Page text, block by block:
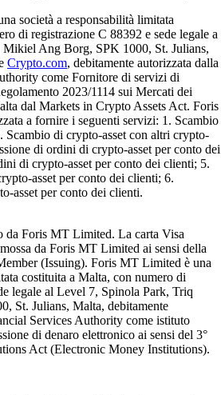
società a responsabilità limitata
di registrazione C 88392 e sede legale a
Ang Borg, SPK 1000, St. Julians,
Crypto.com, debitamente autorizzata dalla
come Fornitore di servizi di
2023/1114 sui Mercati dei
dal Markets in Crypto Assets Act. Foris
a fornire i seguenti servizi: 1. Scambio
Scambio di crypto-asset con altri crypto-
di ordini di crypto-asset per conto dei
di crypto-asset per conto dei clienti; 5.
asset per conto dei clienti; 6.
asset per conto dei clienti.
da Foris MT Limited. La carta Visa
da Foris MT Limited ai sensi della
(Issuing). Foris MT Limited è una
costituita a Malta, con numero di
legale al Level 7, Spinola Park, Triq
St. Julians, Malta, debitamente
Services Authority come istituto
di denaro elettronico ai sensi del 3°
Act (Electronic Money Institutions).